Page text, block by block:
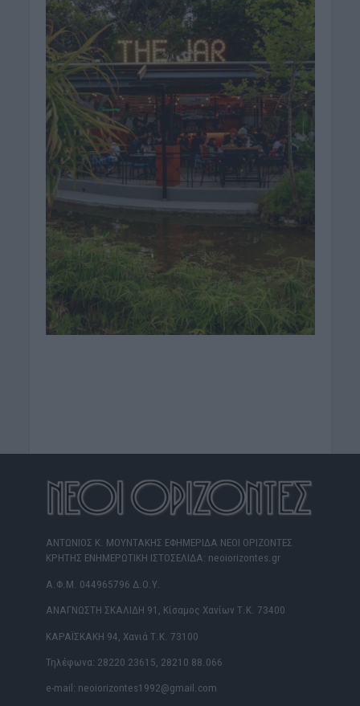
ΑΝΤΩΝΙΟΣ Κ. ΜΟΥΝΤΑΚΗΣ ΕΦΗΜΕΡΙΔΑ ΝΕΟΙ ΟΡΙΖΟΝΤΕΣ
ΚΡΗΤΗΣ ΕΝΗΜΕΡΩΤΙΚΗ ΙΣΤΟΣΕΛΙΔΑ: neoiorizontes.gr
Α.Φ.Μ. 044965796 Δ.Ο.Υ.
ΑΝΑΓΝΩΣΤΗ ΣΚΑΛΙΔΗ 91, Κίσαμος Χανίων Τ.Κ. 73400
ΚΑΡΑΪΣΚΑΚΗ 94, Χανιά Τ.Κ. 73100
Τηλέφωνα: 28220 23615, 28210 88.066
e-mail: neoiorizontes1992@gmail.com